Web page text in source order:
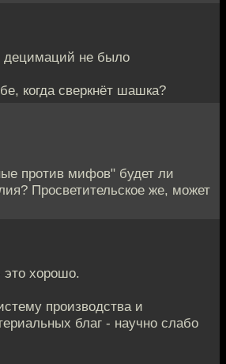
децимаций не было
когда сверкнёт шашка?
против мифов" будет ли
Просветительское же, может
это хорошо.
производства и
благ - научно слабо